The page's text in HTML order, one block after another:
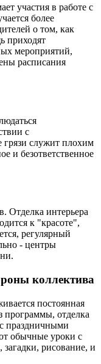
участия в работе с
более
о том, как
приходят
мероприятий,
расписания
с
грязи служит плохим
и безответственное
Отделка интерьера
к "красоте",
регулярный
- центры
коллектива
постоянная
программы, отделка
праздничными
обычные уроки с
рисование, и